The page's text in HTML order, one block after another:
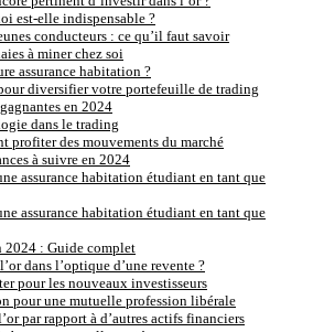
est-elle indispensable ?
conducteurs : ce qu’il faut savoir
à miner chez soi
assurance habitation ?
diversifier votre portefeuille de trading
en 2024
dans le trading
profiter des mouvements du marché
à suivre en 2024
assurance habitation étudiant en tant que
assurance habitation étudiant en tant que
2024 : Guide complet
dans l’optique d’une revente ?
pour les nouveaux investisseurs
pour une mutuelle profession libérale
par rapport à d’autres actifs financiers